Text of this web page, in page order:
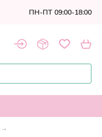
ПН-ПТ 09:00-18:00